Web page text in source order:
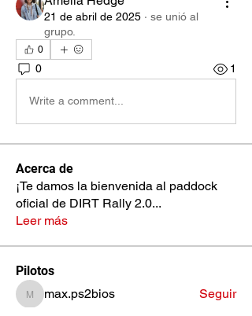
21 de abril de 2025 · se unió al
grupo.
0
0 1
Write a comment...
Acerca de
¡Te damos la bienvenida al paddock
oficial de DIRT Rally 2.0...
Leer más
Pilotos
max.ps2bios
max.ps2bios
Seguir